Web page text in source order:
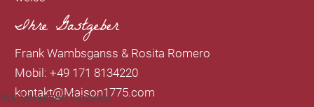
Ihre Gastgeber
Frank Wambsganss & Rosita Romero
Mobil: +49 171 8134220
kontakt@Maison1775.com
Wir benutzen Cookies